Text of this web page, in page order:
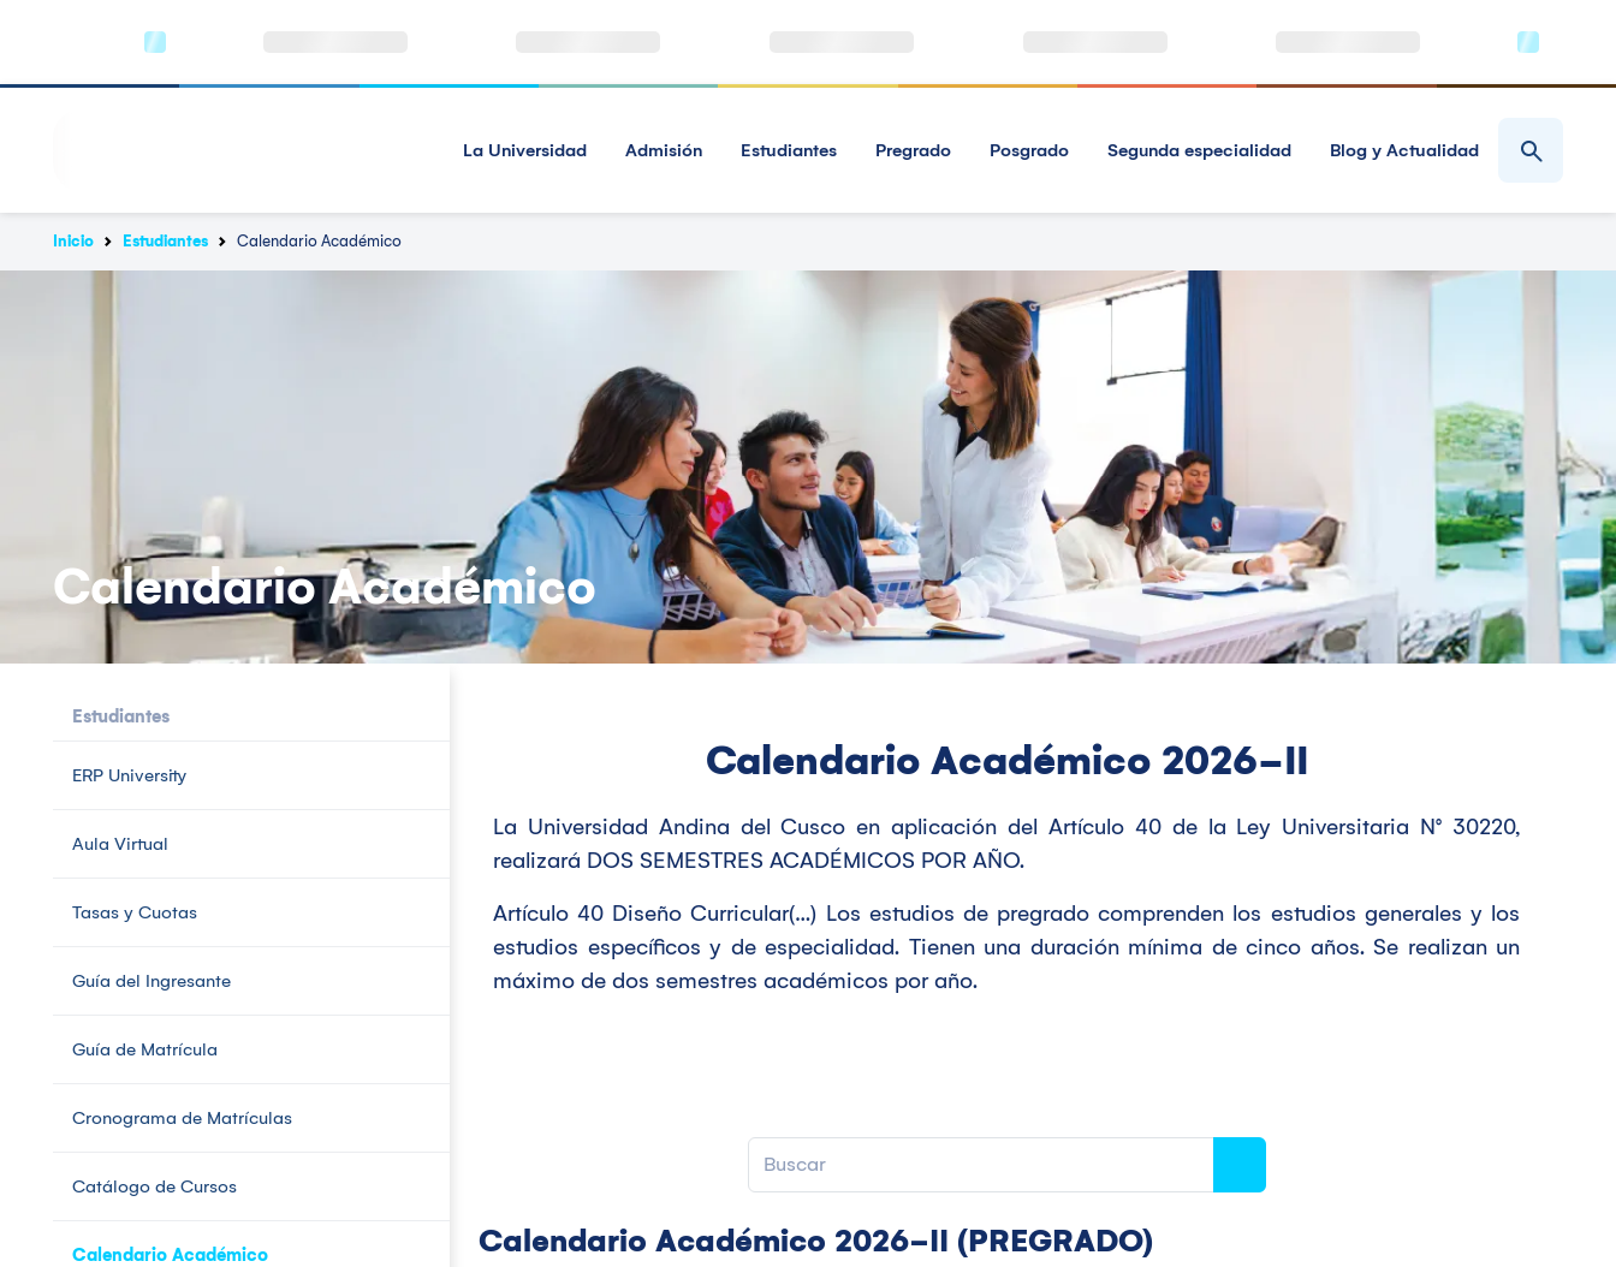
La Universidad Admisión Estudiantes Pregrado Posgrado Segunda especialidad Blog y Actualidad
Inicio Estudiantes Calendario Académico
Calendario Académico
Estudiantes
ERP University
Aula Virtual
Tasas y Cuotas
Guía del Ingresante
Guía de Matrícula
Cronograma de Matrículas
Catálogo de Cursos
Calendario Académico
Calendario Académico 2026-II
La Universidad Andina del Cusco en aplicación del Artículo 40 de la Ley Universitaria N° 30220,
realizará DOS SEMESTRES ACADÉMICOS POR AÑO.
Artículo 40 Diseño Curricular(…) Los estudios de pregrado comprenden los estudios generales y los
estudios específicos y de especialidad. Tienen una duración mínima de cinco años. Se realizan un
máximo de dos semestres académicos por año.
Calendario Académico 2026-II (PREGRADO)